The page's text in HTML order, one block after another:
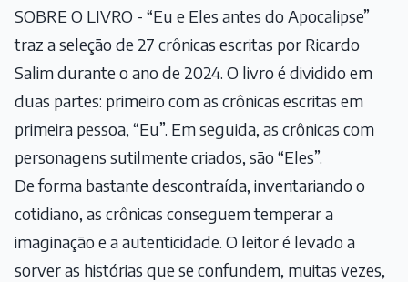
SOBRE O LIVRO - “Eu e Eles antes do Apocalipse”
traz a seleção de 27 crônicas escritas por Ricardo
Salim durante o ano de 2024. O livro é dividido em
duas partes: primeiro com as crônicas escritas em
primeira pessoa, “Eu”. Em seguida, as crônicas com
personagens sutilmente criados, são “Eles”.
De forma bastante descontraída, inventariando o
cotidiano, as crônicas conseguem temperar a
imaginação e a autenticidade. O leitor é levado a
sorver as histórias que se confundem, muitas vezes,